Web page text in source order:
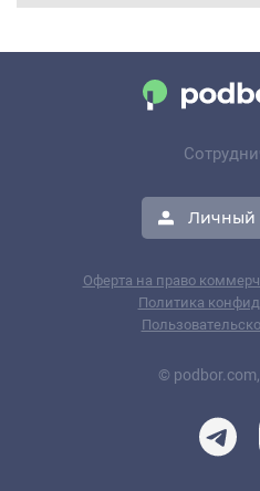
Личный
Оферта на право
Политика
©